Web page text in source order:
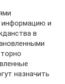
информацию и
в
назначить